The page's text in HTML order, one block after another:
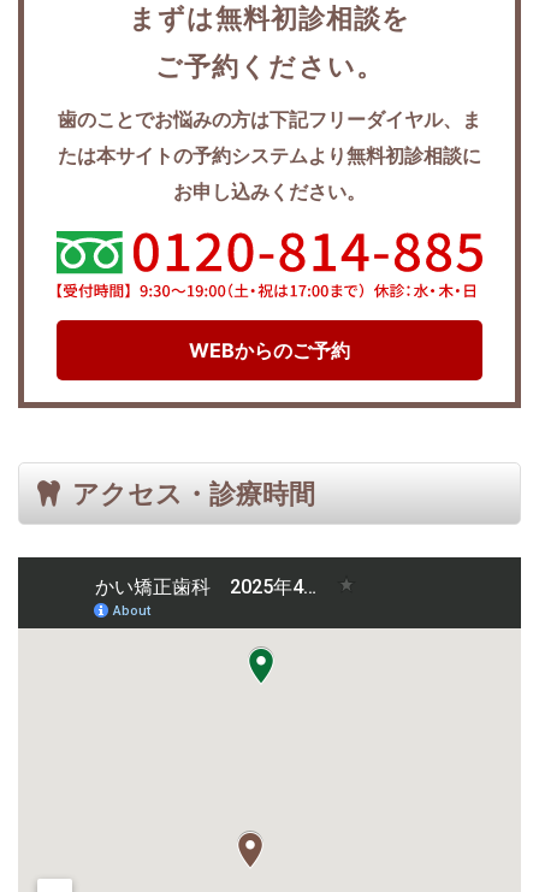
まずは無料初診相談を
ご予約ください。
歯のことでお悩みの方は下記フリーダイヤル、
ま
たは本サイトの予約システムより無料初診相談に
お申し込みください。
WEBからのご予約
アクセス・診療時間